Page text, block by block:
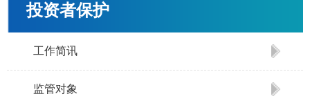
投资者保护
工作简讯
监管对象